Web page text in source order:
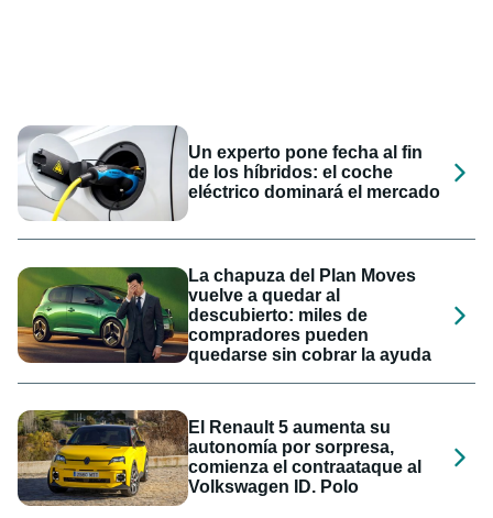
Un experto pone fecha al fin
de los híbridos: el coche
eléctrico dominará el mercado
La chapuza del Plan Moves
vuelve a quedar al
descubierto: miles de
compradores pueden
quedarse sin cobrar la ayuda
El Renault 5 aumenta su
autonomía por sorpresa,
comienza el contraataque al
Volkswagen ID. Polo